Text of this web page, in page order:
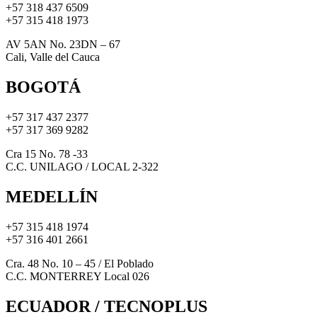
+57 318 437 6509
+57 315 418 1973
AV 5AN No. 23DN – 67
Cali, Valle del Cauca
BOGOTÁ
+57 317 437 2377
+57 317 369 9282
Cra 15 No. 78 -33
C.C. UNILAGO / LOCAL 2-322
MEDELLÍN
+57 315 418 1974
+57 316 401 2661
Cra. 48 No. 10 – 45 / El Poblado
C.C. MONTERREY Local 026
ECUADOR / TECNOPLUS